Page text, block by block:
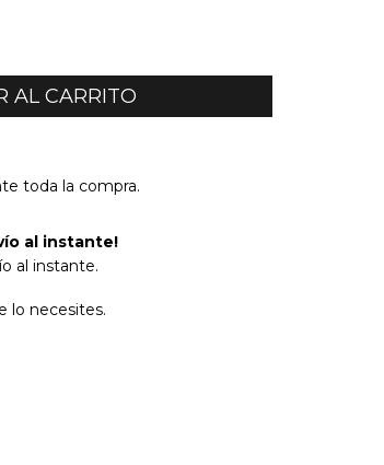
toda la compra.
al instante!
al instante.
lo necesites.